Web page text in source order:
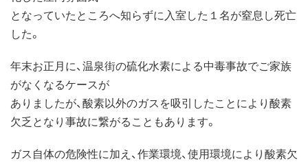
となっていたところへ知らずに入室した１名が窒息し死亡
した。
年末お正月に、温泉街の硫化水素による中毒事故でご家族
がなくなるケースが
ありましたが、酸素以外のガスを吸引したことにより酸素
欠乏となり事故に繋がることもあります。
ガス自体の危険性に加え、作業環境、使用環境により酸素欠